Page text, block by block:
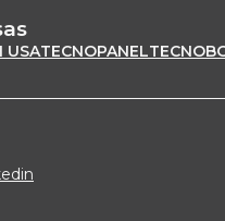
USATECNOPANEL